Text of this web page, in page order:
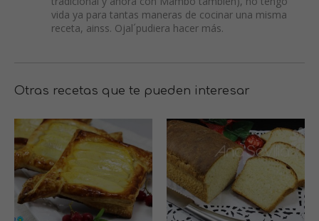
vida ya para tantas maneras de cocinar una misma
receta, ainss. Ojal´pudiera hacer más.
Otras recetas que te pueden interesar